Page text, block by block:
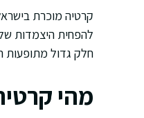
קרטיה מוכרת
להפחית היצמדות
חלק גדול מתופעות
מהי